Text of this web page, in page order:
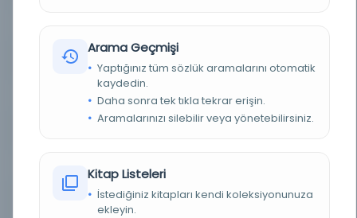
BASIM YERI
Hayır
Arama Geçmişi
Yaptığınız tüm sözlük aramalarını otomatik
kaydedin.
Daha sonra tek tıkla tekrar erişin.
Aramalarınızı silebilir veya yönetebilirsiniz.
Kitap Listeleri
İstediğiniz kitapları kendi koleksiyonunuza
ekleyin.